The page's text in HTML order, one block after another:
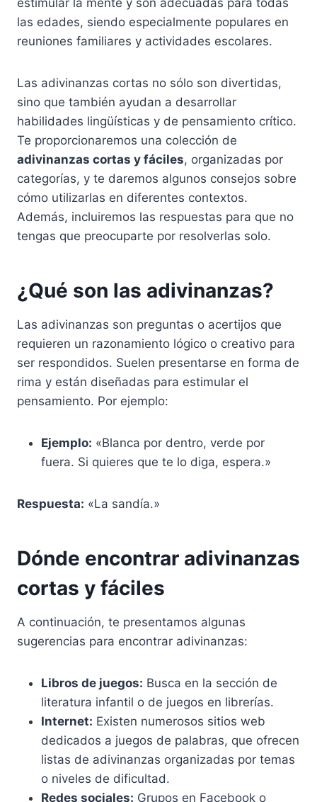
estimular la mente y son adecuadas para todas
las edades, siendo especialmente populares en
reuniones familiares y actividades escolares.
Las adivinanzas cortas no sólo son divertidas,
sino que también ayudan a desarrollar
habilidades lingüísticas y de pensamiento crítico.
Te proporcionaremos una colección de
adivinanzas cortas y fáciles, organizadas por
categorías, y te daremos algunos consejos sobre
cómo utilizarlas en diferentes contextos.
Además, incluiremos las respuestas para que no
tengas que preocuparte por resolverlas solo.
¿Qué son las adivinanzas?
Las adivinanzas son preguntas o acertijos que
requieren un razonamiento lógico o creativo para
ser respondidos. Suelen presentarse en forma de
rima y están diseñadas para estimular el
pensamiento. Por ejemplo:
Ejemplo: «Blanca por dentro, verde por
fuera. Si quieres que te lo diga, espera.»
Respuesta: «La sandía.»
Dónde encontrar adivinanzas
cortas y fáciles
A continuación, te presentamos algunas
sugerencias para encontrar adivinanzas:
Libros de juegos: Busca en la sección de
literatura infantil o de juegos en librerías.
Internet: Existen numerosos sitios web
dedicados a juegos de palabras, que ofrecen
listas de adivinanzas organizadas por temas
o niveles de dificultad.
Redes sociales: Grupos en Facebook o